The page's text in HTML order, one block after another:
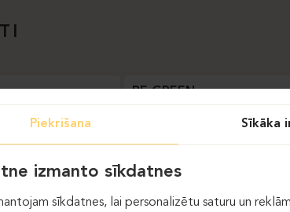
BE GREEN
Piekrišana Sīkāka
izmanto sīkdatnes
sīkdatnes, lai personalizētu saturu un